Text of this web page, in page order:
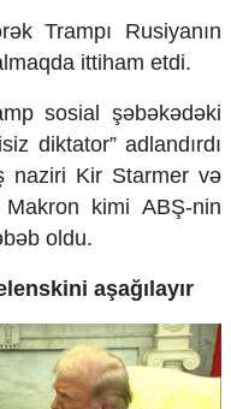
Trampı Rusiyanın
ittiham etdi.
sosial şəbəkədəki
diktator” adlandırdı
naziri Kir Starmer və
kimi ABŞ-nin
oldu.
aşağılayır